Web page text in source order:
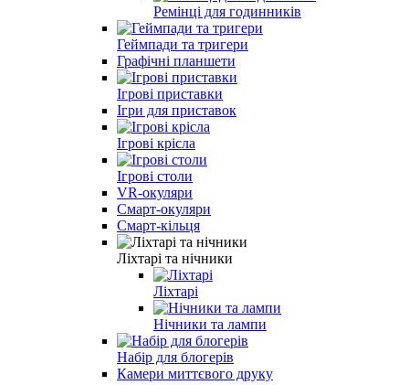
Ремінці для годинників
Геймпади та тригери
Графічні планшети
Ігрові приставки
Ігри для приставок
Ігрові крісла
Ігрові столи
VR-окуляри
Смарт-окуляри
Смарт-кільця
Ліхтарі та нічники
Ліхтарі
Нічники та лампи
Набір для блогерів
Камери миттєвого друку